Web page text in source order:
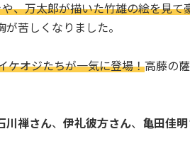
、万太郎が描いた竹雄の絵を見
苦しくなりました。
ケオジたちが一気に登場！高藤の
川禅さん、 伊礼彼方さん、 亀田佳